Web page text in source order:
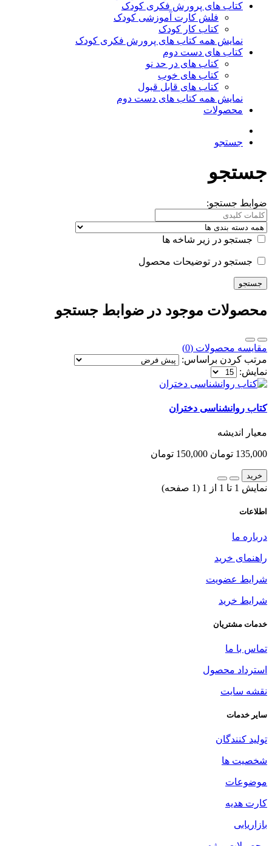
کتاب های پرورش فکری کودک
فلش کارت آموزشی کودک
کتاب کار کودک
نمایش همه کتاب های پرورش فکری کودک
کتاب های دست دوم
کتاب های در حد نو
کتاب های خوب
کتاب های قابل قبول
نمایش همه کتاب های دست دوم
محصولات
جستجو
جستجو
ضوابط جستجو:
جستجو در زیر شاخه ها
جستجو در توضیحات محصول
محصولات موجود در ضوابط جستجو
مقایسه محصولات (0)
مرتب کردن براساس:
نمایش:
کتاب روانشناسی دختران
معیار اندیشه
135,000 تومان 150,000 تومان
خرید
نمایش 1 تا 1 از 1 (1 صفحه)
اطلاعات
درباره ما
راهنمای خرید
شرایط عضویت
شرایط خرید
خدمات مشتریان
تماس با ما
استرداد محصول
نقشه سایت
سایر خدمات
تولید کنندگان
شخصیت ها
موضوعات
کارت هدیه
بازاریابی